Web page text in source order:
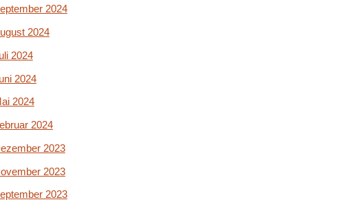
2024
2024
2024
2024
2024
2024
2023
2023
2023